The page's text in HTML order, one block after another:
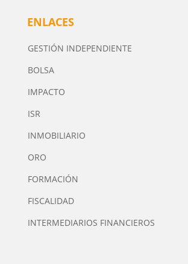
ENLACES
GESTIÓN INDEPENDIENTE
BOLSA
IMPACTO
ISR
INMOBILIARIO
ORO
FORMACIÓN
FISCALIDAD
INTERMEDIARIOS FINANCIEROS